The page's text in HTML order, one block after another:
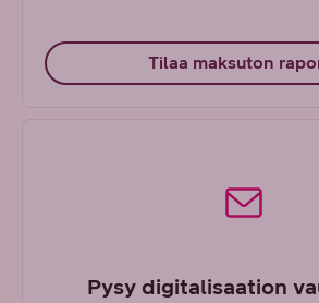
Tilaa maksuton
Pysy digitalisaation